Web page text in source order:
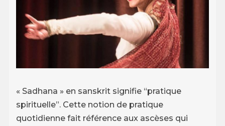
« Sadhana » en sanskrit signifie “pratique
spirituelle”. Cette notion de pratique
quotidienne fait référence aux ascèses qui